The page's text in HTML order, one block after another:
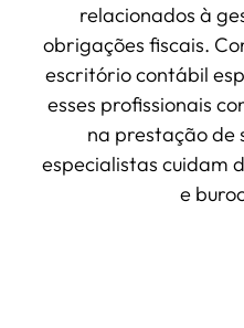
relacionados à
obrigações fiscais.
escritório contábil
esses profissionais
na prestação de
especialistas cuidam
e